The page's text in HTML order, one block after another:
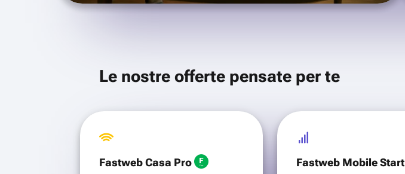
Le nostre offerte pensate per te
Fastweb Casa Pro Fastweb Mobile Start